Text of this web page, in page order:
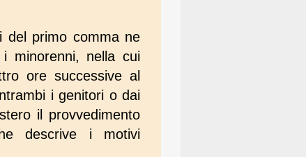
del primo comma ne
minorenni, nella cui
ore successive al
i genitori o dai
il provvedimento
descrive i motivi